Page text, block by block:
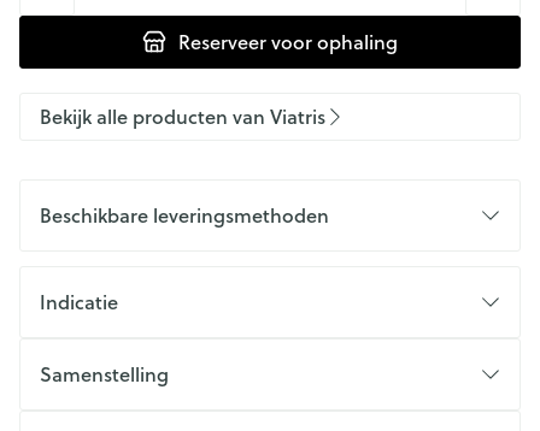
Reserveervoor ophaling
Bekijk alle producten van Viatris
Beschikbare leveringsmethoden
Indicatie
Samenstelling